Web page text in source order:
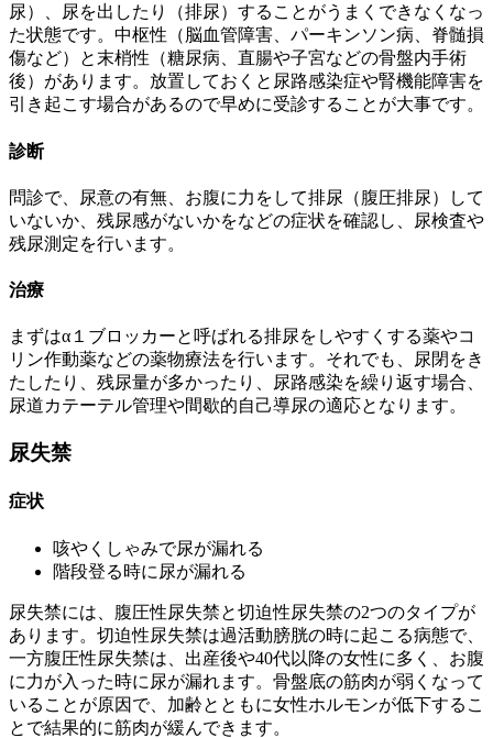
尿）、尿を出したり（排尿）することがうまくできなくなっ
た状態です。中枢性（脳血管障害、パーキンソン病、脊髄損
傷など）と末梢性（糖尿病、直腸や子宮などの骨盤内手術
後）があります。放置しておくと尿路感染症や腎機能障害を
引き起こす場合があるので早めに受診することが大事です。
診断
問診で、尿意の有無、お腹に力をして排尿（腹圧排尿）して
いないか、残尿感がないかをなどの症状を確認し、尿検査や
残尿測定を行います。
治療
まずはα１ブロッカーと呼ばれる排尿をしやすくする薬やコ
リン作動薬などの薬物療法を行います。それでも、尿閉をき
たしたり、残尿量が多かったり、尿路感染を繰り返す場合、
尿道カテーテル管理や間歇的自己導尿の適応となります。
尿失禁
症状
咳やくしゃみで尿が漏れる
階段登る時に尿が漏れる
尿失禁には、腹圧性尿失禁と切迫性尿失禁の2つのタイプが
あります。切迫性尿失禁は過活動膀胱の時に起こる病態で、
一方腹圧性尿失禁は、出産後や40代以降の女性に多く、お腹
に力が入った時に尿が漏れます。骨盤底の筋肉が弱くなって
いることが原因で、加齢とともに女性ホルモンが低下するこ
とで結果的に筋肉が緩んできます。